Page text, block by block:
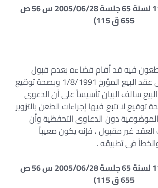
(الطعن رقم 111 لسنة 65 جلسة 2005/06/28 س 56 ص
655 ق 115)
فيه قد أقام قضاءه بعدم قبول
الادعاء بالتزوير على عقد البيع المؤرخ 1/8/1991 وبصحة توقيع
سالف البيان تأسيساً على أن الدعوى
لا تتبع فيها إجراءات الطعن بالتزوير
دون الدعاوى التحفظية وأن
العقد غير مقبول ، فإنه يكون معيباً
فى تطبيقه .
(الطعن رقم 111 لسنة 65 جلسة 2005/06/28 س 56 ص
655 ق 115)